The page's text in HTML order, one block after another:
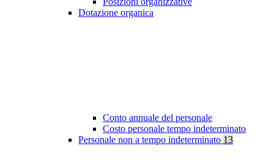
Dotazione organica
Conto annuale del personale
Costo personale tempo indeterminato
Personale non a tempo indeterminato 13